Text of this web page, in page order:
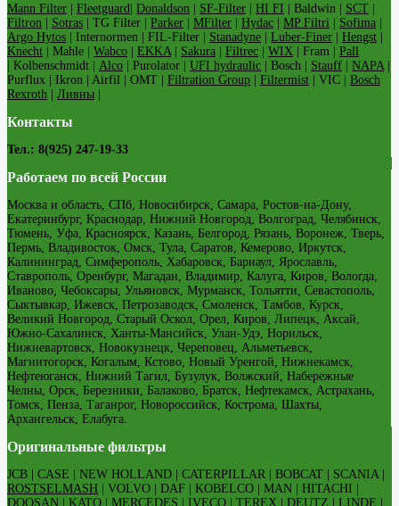
Mann Filter Fleetguard Donaldson SF-Filter HI FI | Baldwin | SCT
Filtron
Sotras | TG Filter | Parker MFilter Hydac MP Filtri Sofima
Argo Hytos | Internormen | FIL-Filter | Stanadyne Luber-Finer Hengst
Knecht | Mahle | Wabco EKKA Sakura Filtrec WIX | Fram | Pall
| Kolbenschmidt | Alco | Purolator | UFI hydraulic | Bosch | Stauff NAPA
Purflux | Ikron | Airfil | OMT | Filtration Group Filtermist | VIC | Bosch
Rexroth
Ливны
Контакты
Тел.: 8(925) 247-19-33
Работаем по всей России
Москва и область, СПб, Новосибирск, Самара, Ростов-на-Дону,
Екатеринбург, Краснодар, Нижний Новгород, Волгоград, Челябинск,
Тюмень, Уфа, Красноярск, Казань, Белгород, Рязань, Воронеж, Тверь,
Пермь, Владивосток, Омск, Тула, Саратов, Кемерово, Иркутск,
Калининград, Симферополь, Хабаровск, Барнаул, Ярославль,
Ставрополь, Оренбург, Магадан, Владимир, Калуга, Киров, Вологда,
Иваново, Чебоксары, Ульяновск, Мурманск, Тольятти, Севастополь,
Сыктывкар, Ижевск, Петрозаводск, Смоленск, Тамбов, Курск,
Великий Новгород, Старый Оскол, Орел, Киров, Липецк, Аксай,
Южно-Сахалинск, Ханты-Мансийск, Улан-Удэ, Норильск,
Нижневартовск, Новокузнецк, Череповец, Альметьевск,
Магнитогорск, Когалым, Кстово, Новый Уренгой, Нижнекамск,
Нефтеюганск, Нижний Тагил, Бузулук, Волжский, Набережные
Челны, Орск, Березники, Балаково, Братск, Нефтекамск, Астрахань,
Томск, Пенза, Таганрог, Новороссийск, Кострома, Шахты,
Архангельск, Елабуга.
Оригинальные фильтры
JCB | CASE | NEW HOLLAND | CATERPILLAR | BOBCAT | SCANIA |
ROSTSELMASH | VOLVO | DAF | KOBELCO | MAN | HITACHI |
DOOSAN | KATO | MERCEDES | IVECO | TEREX | DEUTZ | LINDE |